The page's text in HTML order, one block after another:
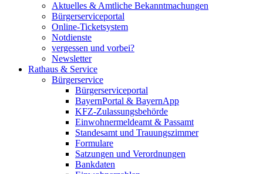
Aktuelles & Amtliche Bekanntmachungen
Bürgerserviceportal
Online-Ticketsystem
Notdienste
vergessen und vorbei?
Newsletter
Rathaus & Service
Bürgerservice
Bürgerserviceportal
BayernPortal & BayernApp
KFZ-Zulassungsbehörde
Einwohnermeldeamt & Passamt
Standesamt und Trauungszimmer
Formulare
Satzungen und Verordnungen
Bankdaten